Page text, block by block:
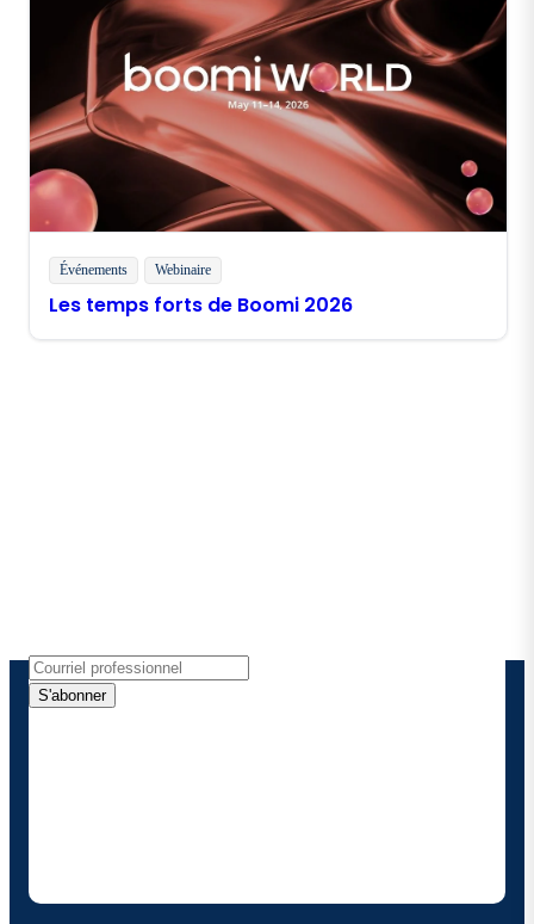
Événements Webinaire
Les temps forts de Boomi 2026
S'abonner